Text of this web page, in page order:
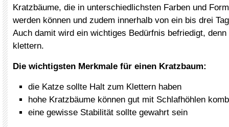
Kratzbäume, die in unterschiedlichsten Farben und
werden können und zudem innerhalb von ein bis drei
Auch damit wird ein wichtiges Bedürfnis befriedigt,
klettern.
Die wichtigsten Merkmale für einen Kratzbaum:
die Katze sollte Halt zum Klettern haben
hohe Kratzbäume können gut mit Schlafhöhlen
eine gewisse Stabilität sollte gewahrt sein